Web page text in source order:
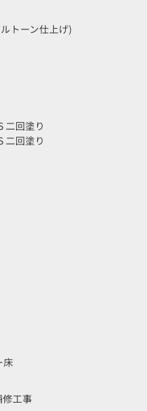
トーン仕上げ)
二回塗り
二回塗り
床
工事